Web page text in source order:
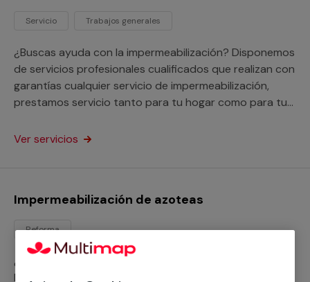
Servicio Trabajos generales
¿Buscas ayuda con la impermeabilización? Disponemos
de servicios profesionales cualificados que realizan con
garantías cualquier servicio de impermeabilización,
prestamos servicio tanto para tu hogar como para tu
Ver servicios
Impermeabilización de azoteas
Reforma
¿Necesitas ayuda para impermeabilizar tu azotea?
Disponemos de servicios profesionales cualificados